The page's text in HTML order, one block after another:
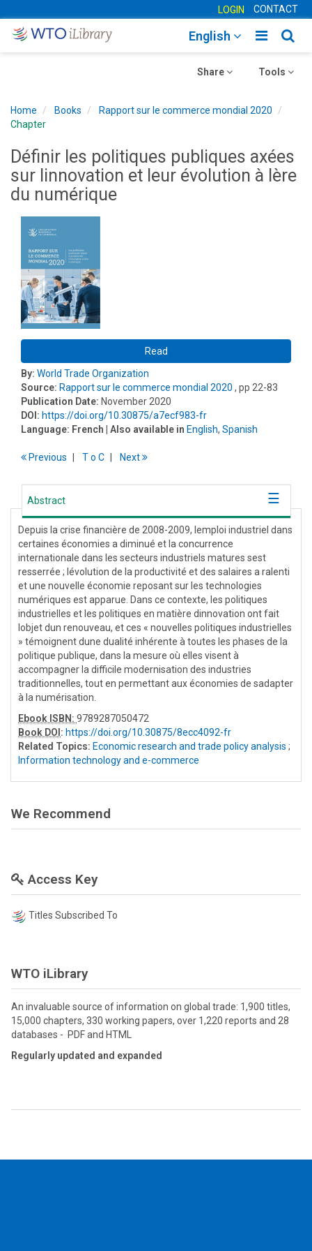
LOGIN CONTACT
Toggle
English
Toggle
Tools
Toggle
Share
Home Books
Rapport sur le commerce mondial 2020
Chapter
Définir les politiques publiques axées
sur linnovation et leur évolution à lère
du numérique
Read
By: World Trade Organization
Source: Rapport sur le commerce mondial 2020 , pp 22-83
Publication Date: November 2020
DOI: https://doi.org/10.30875/a7ecf983-fr
Language: French | Also available in English, Spanish
Previous To C Next
Abstract
Depuis la crise financière de 2008-2009, lemploi industriel dans
certaines économies a diminué et la concurrence
internationale dans les secteurs industriels matures sest
resserrée ; lévolution de la productivité et des salaires a ralenti
et une nouvelle économie reposant sur les technologies
numériques est apparue. Dans ce contexte, les politiques
industrielles et les politiques en matière dinnovation ont fait
lobjet dun renouveau, et ces « nouvelles politiques industrielles
» témoignent dune dualité inhérente à toutes les phases de la
politique publique, dans la mesure où elles visent à
accompagner la difficile modernisation des industries
traditionnelles, tout en permettant aux économies de sadapter
à la numérisation.
Ebook ISBN: 9789287050472
Book DOI : https://doi.org/10.30875/8ecc4092-fr
Related Topics: Economic research and trade policy analysis ;
Information technology and e-commerce
We Recommend
Access Key
Titles Subscribed To
WTO iLibrary
An invaluable source of information on global trade: 1,900 titles,
15,000 chapters, 330 working papers, over 1,220 reports and 28
databases - PDF and HTML
Regularly updated and expanded